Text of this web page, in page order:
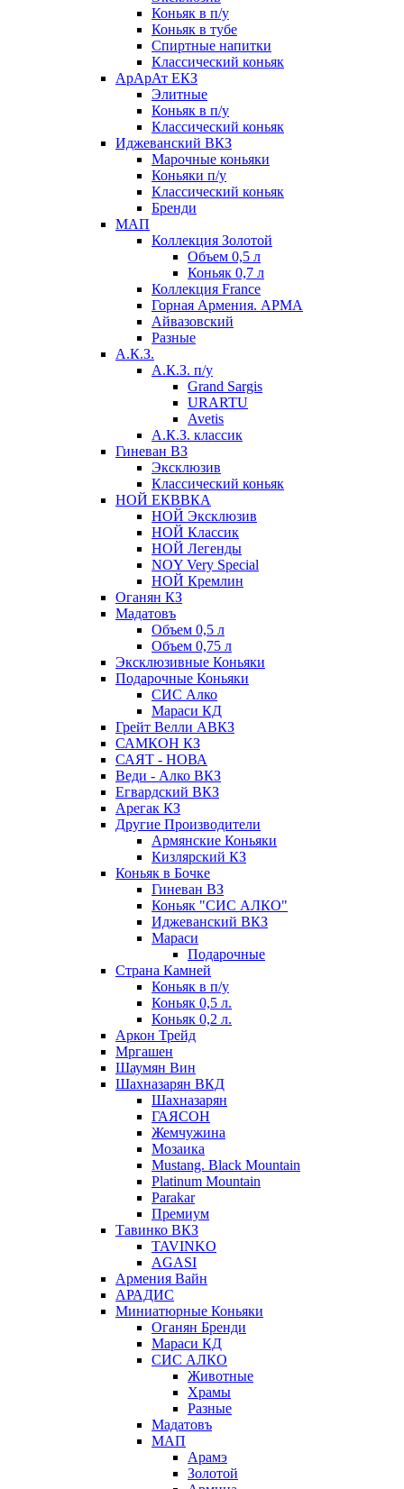
Коньяк в п/у
Коньяк в тубе
Спиртные напитки
Классический коньяк
АрАрАт ЕКЗ
Элитные
Коньяк в п/у
Классический коньяк
Иджеванский ВКЗ
Марочные коньяки
Коньяки п/у
Классический коньяк
Бренди
МАП
Коллекция Золотой
Объем 0,5 л
Коньяк 0,7 л
Коллекция France
Горная Армения. АРМА
Айвазовский
Разные
А.К.З.
А.К.З. п/у
Grand Sargis
URARTU
Avetis
А.К.З. классик
Гиневан ВЗ
Эксклюзив
Классический коньяк
НОЙ ЕКВВКА
НОЙ Эксклюзив
НОЙ Классик
НОЙ Легенды
NOY Very Speсial
НОЙ Кремлин
Оганян КЗ
Мадатовъ
Объем 0,5 л
Объем 0,75 л
Эксклюзивные Коньяки
Подарочные Коньяки
СИС Алко
Мараси КД
Грейт Велли АВКЗ
САМКОН КЗ
САЯТ - НОВА
Веди - Алко ВКЗ
Егвардский ВКЗ
Арегак КЗ
Другие Производители
Армянские Коньяки
Кизлярский КЗ
Коньяк в Бочке
Гиневан ВЗ
Коньяк "СИС АЛКО"
Иджеванский ВКЗ
Мараси
Подарочные
Страна Камней
Коньяк в п/у
Коньяк 0,5 л.
Коньяк 0,2 л.
Аркон Трейд
Мргашен
Шаумян Вин
Шахназарян ВКД
Шахназарян
ГАЯСОН
Жемчужина
Мозаика
Mustang. Black Mountain
Platinum Mountain
Parakar
Премиум
Тавинко ВКЗ
TAVINKO
AGASI
Армения Вайн
АРАДИС
Миниатюрные Коньяки
Оганян Бренди
Мараси КД
СИС АЛКО
Животные
Храмы
Разные
Мадатовъ
МАП
Арамэ
Золотой